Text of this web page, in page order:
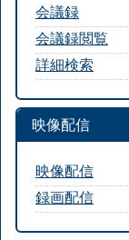
会議録
会議録閲覧
詳細検索
映像配信
映像配信
録画配信